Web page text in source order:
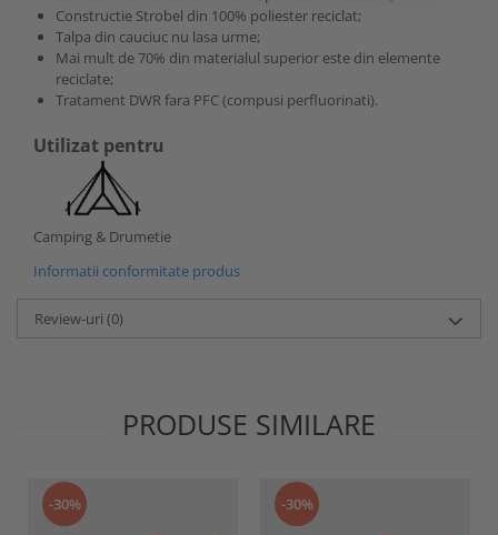
Constructie Strobel din 100% poliester reciclat;
Talpa din cauciuc nu lasa urme;
Mai mult de 70% din materialul superior este din elemente
reciclate;
Tratament DWR fara PFC (compusi perfluorinati).
Utilizat pentru
Camping & Drumetie
Informatii conformitate produs
Review-uri (0)
PRODUSE SIMILARE
-30% -30%